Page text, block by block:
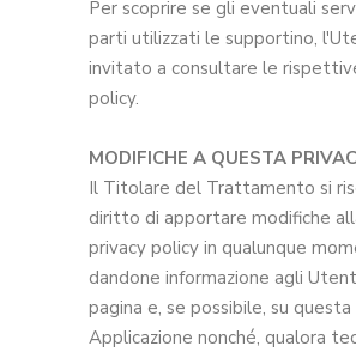
Per scoprire se gli eventuali
parti utilizzati le supportino,
invitato a consultare le
policy.
MODIFICHE A QUESTA
Il Titolare del Trattamento si
diritto di apportare modifiche
privacy policy in qualunque
dandone informazione agli
pagina e, se possibile, su questa
Applicazione nonché, qualora